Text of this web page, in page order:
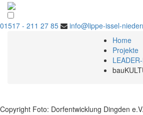
- 211 27 85
info@lippe-issel-
Home
Projekte
Copyright Foto: Dorfentwicklung Dingden e.V.